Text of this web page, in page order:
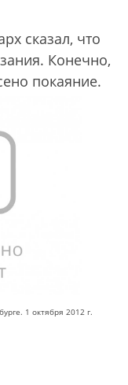
сказал, что
Конечно,
покаяние.
1 октября 2012 г.